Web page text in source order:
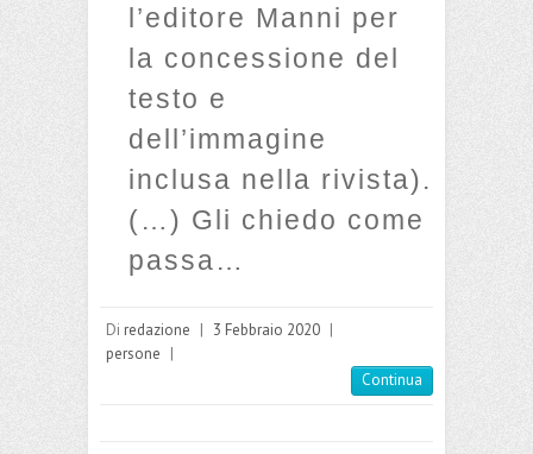
l’editore Manni per
la concessione del
testo e
dell’immagine
inclusa nella rivista).
(…) Gli chiedo come
passa…
Di redazione | 3 Febbraio 2020 |
persone |
Continua